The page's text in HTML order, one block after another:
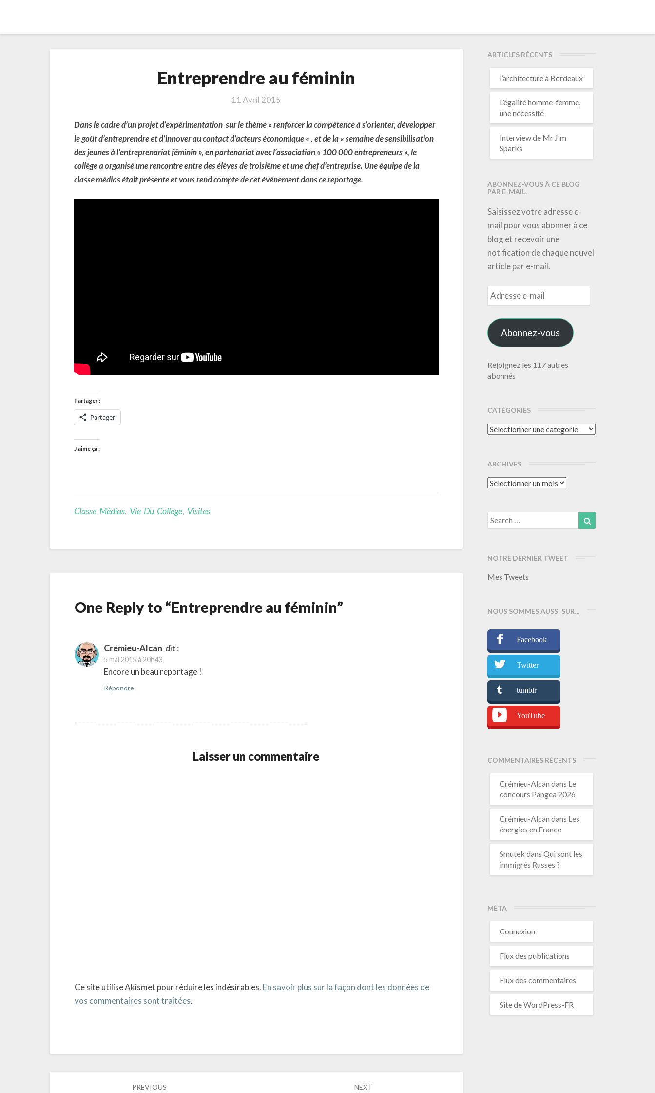
au
Entreprendre au féminin
11 Avril 2015
Dans le cadre d’un projet d’expérimentation sur le thème « renforcer la compétence à s’orienter, développer
le goût d’entreprendre et d’innover au contact d’acteurs économique « , et de la « semaine de sensibilisation
des jeunes à l’entreprenariat féminin », en partenariat avec l’association « 100 000 entrepreneurs », le
collège a organisé une rencontre entre des élèves de troisième et une chef d’entreprise. Une équipe de la
classe médias était présente et vous rend compte de cet événement dans ce reportage.
Partager :
Partager
J’aime ça :
Classe Médias, Vie Du Collège, Visites
One Reply to “Entreprendre au féminin”
Crémieu-Alcan dit :
5 mai 2015 à 20h43
Encore un beau reportage !
Répondre
Laisser un commentaire
Ce site utilise Akismet pour réduire les indésirables. En savoir plus sur la façon dont les données de
vos commentaires sont traitées.
PREVIOUS NEXT
ARTICLES RÉCENTS
l’architecture à Bordeaux
L’égalité homme-femme,
une nécessité
Interview de Mr Jim
Sparks
ABONNEZ-VOUS À CE BLOG
PAR E-MAIL.
Saisissez votre adresse e-
mail pour vous abonner à ce
blog et recevoir une
notification de chaque nouvel
article par e-mail.
Adresse
e-
mail
Abonnez-vous
Rejoignez les 117 autres
abonnés
CATÉGORIES
Catégories
ARCHIVES
Archives
Search
for:
NOTRE DERNIER TWEET
Mes Tweets
NOUS SOMMES AUSSI SUR…
Facebook
Twitter
tumblr
YouTube
COMMENTAIRES RÉCENTS
Crémieu-Alcan dans Le
concours Pangea 2026
Crémieu-Alcan dans Les
énergies en France
Smutek dans Qui sont les
immigrés Russes ?
MÉTA
Connexion
Flux des publications
Flux des commentaires
Site de WordPress-FR